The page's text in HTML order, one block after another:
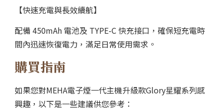
【快速充電與長效續航】
配備 450mAh 電池及 TYPE-C 快充接口，確保短充電時
間內迅速恢復電力，滿足日常使用需求。
購買指南
如果您對MEHA電子煙一代主機升級款Glory星耀系列感
興趣，以下是一些建議供您參考：